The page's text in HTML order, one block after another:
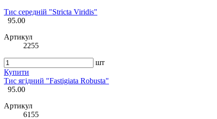
Тис середній "Stricta Viridis"
95.00
Артикул
2255
шт
Купити
Тис ягідний "Fastigiata Robusta"
95.00
Артикул
6155